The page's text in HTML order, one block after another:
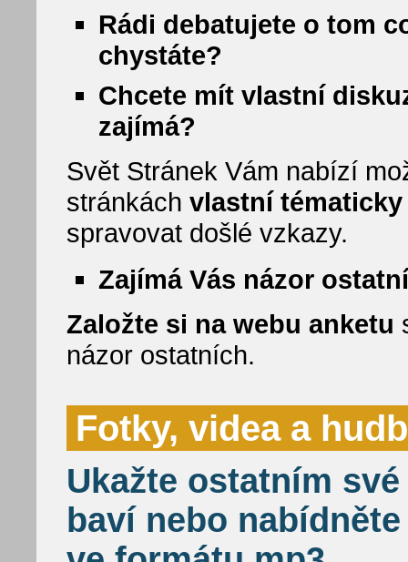
Rádi debatujete o tom
chystáte?
Chcete mít vlastní
zajímá?
Svět Stránek Vám nabízí
stránkách vlastní
spravovat došlé vzkazy.
Zajímá Vás názor
Založte si na webu anketu
názor ostatních.
Fotky, videa a
Ukažte ostatním
baví nebo